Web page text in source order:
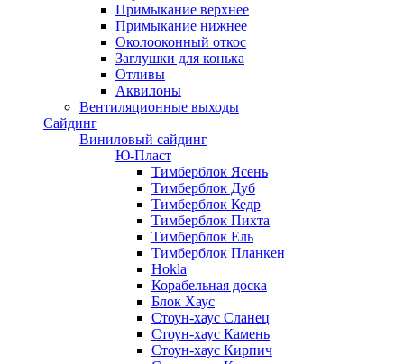
Примыкание верхнее
Примыкание нижнее
Околооконный откос
Заглушки для конька
Отливы
Аквилоны
Вентиляционные выходы
Сайдинг
Виниловый сайдинг
Ю-Пласт
Тимберблок Ясень
Тимберблок Дуб
Тимберблок Кедр
Тимберблок Пихта
Тимберблок Ель
Тимберблок Планкен
Hokla
Корабельная доска
Блок Хаус
Стоун-хаус Сланец
Стоун-хаус Камень
Стоун-хаус Кирпич